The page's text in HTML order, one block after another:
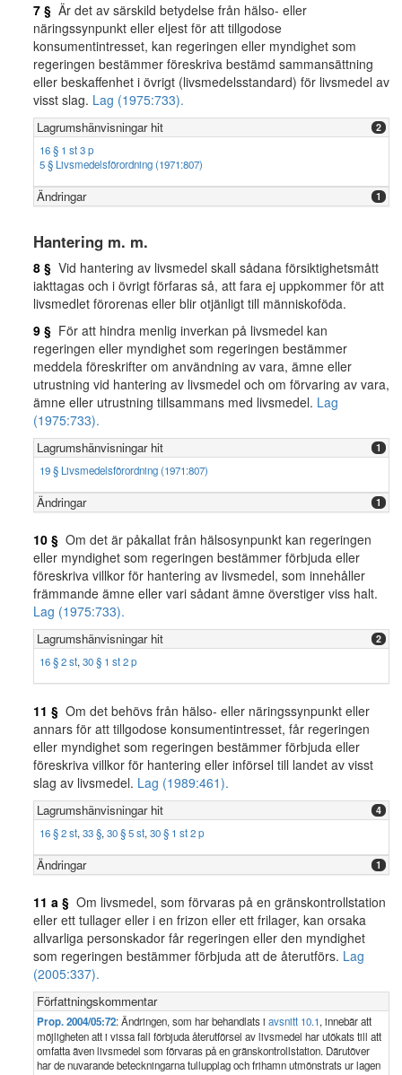
7 § Är det av särskild betydelse från hälso- eller
näringssynpunkt eller eljest för att tillgodose
konsumentintresset, kan regeringen eller myndighet som
regeringen bestämmer föreskriva bestämd sammansättning
eller beskaffenhet i övrigt (livsmedelsstandard) för livsmedel av
visst slag. Lag (1975:733).
Lagrumshänvisningar hit 2
16 § 1 st 3 p
5 § Livsmedelsförordning (1971:807)
Ändringar 1
Hantering m. m.
8 § Vid hantering av livsmedel skall sådana försiktighetsmått
iakttagas och i övrigt förfaras så, att fara ej uppkommer för att
livsmedlet förorenas eller blir otjänligt till människoföda.
9 § För att hindra menlig inverkan på livsmedel kan
regeringen eller myndighet som regeringen bestämmer
meddela föreskrifter om användning av vara, ämne eller
utrustning vid hantering av livsmedel och om förvaring av vara,
ämne eller utrustning tillsammans med livsmedel. Lag
(1975:733).
Lagrumshänvisningar hit 1
19 § Livsmedelsförordning (1971:807)
Ändringar 1
10 § Om det är påkallat från hälsosynpunkt kan regeringen
eller myndighet som regeringen bestämmer förbjuda eller
föreskriva villkor för hantering av livsmedel, som innehåller
främmande ämne eller vari sådant ämne överstiger viss halt.
Lag (1975:733).
Lagrumshänvisningar hit 2
16 § 2 st, 30 § 1 st 2 p
11 § Om det behövs från hälso- eller näringssynpunkt eller
annars för att tillgodose konsumentintresset, får regeringen
eller myndighet som regeringen bestämmer förbjuda eller
föreskriva villkor för hantering eller införsel till landet av visst
slag av livsmedel. Lag (1989:461).
Lagrumshänvisningar hit 4
16 § 2 st, 33 §, 30 § 5 st, 30 § 1 st 2 p
Ändringar 1
11 a § Om livsmedel, som förvaras på en gränskontrollstation
eller ett tullager eller i en frizon eller ett frilager, kan orsaka
allvarliga personskador får regeringen eller den myndighet
som regeringen bestämmer förbjuda att de återutförs. Lag
(2005:337).
Författningskommentar
Prop. 2004/05:72: Ändringen, som har behandlats i avsnitt 10.1, innebär att
möjligheten att i vissa fall förbjuda återutförsel av livsmedel har utökats till att
omfatta även livsmedel som förvaras på en gränskontrollstation. Därutöver
har de nuvarande beteckningarna tullupplag och frihamn utmönstrats ur lagen